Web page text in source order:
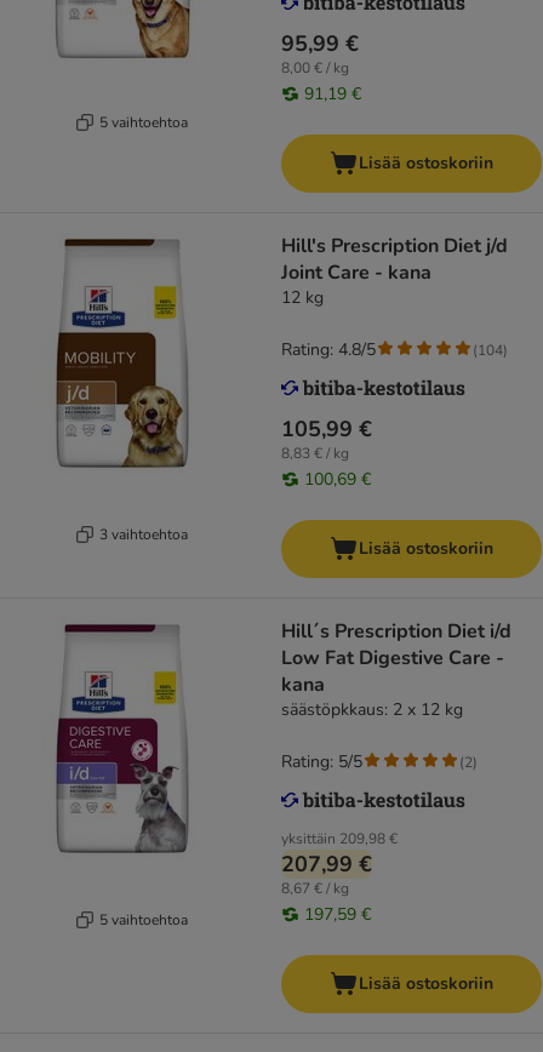
5 vaihtoehtoa
95,99 €
8,00 € / kg
91,19 €
Lisää ostoskoriin
3 vaihtoehtoa
Hill's Prescription Diet j/d
Joint Care - kana
12 kg
105,99 €
8,83 € / kg
100,69 €
Rating: 4.8/5 (104)
Lisää ostoskoriin
5 vaihtoehtoa
Hill´s Prescription Diet i/d
Low Fat Digestive Care -
kana
säästöpkkaus: 2 x 12 kg
yksittäin 209,98 €
207,99 €
8,67 € / kg
197,59 €
Rating: 5/5 (2)
Lisää ostoskoriin